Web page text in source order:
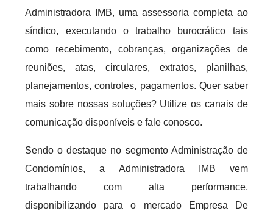
Administradora IMB, uma assessoria completa ao
síndico, executando o trabalho burocrático tais
como recebimento, cobranças, organizações de
reuniões, atas, circulares, extratos, planilhas,
planejamentos, controles, pagamentos. Quer saber
mais sobre nossas soluções? Utilize os canais de
comunicação disponíveis e fale conosco.
Sendo o destaque no segmento Administração de
Condomínios, a Administradora IMB vem
trabalhando com alta performance,
disponibilizando para o mercado Empresa De